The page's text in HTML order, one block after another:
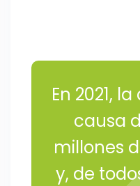
En 2021,
causa
millones
y, de